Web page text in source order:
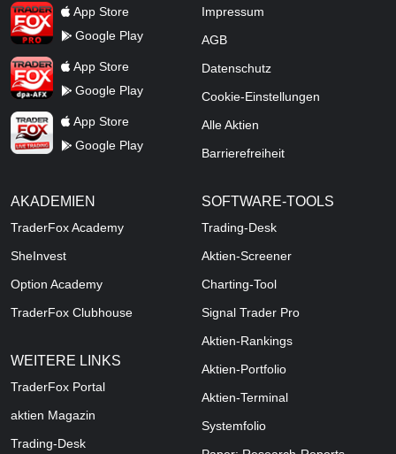
TraderFox ProApp Store
Google Play
TraderFox dpa-AFX ProFeed
App Store
Google Play
TraderFox Live Trading
App Store
Google Play
Impressum
AGB
Datenschutz
Cookie-Einstellungen
Alle Aktien
Barrierefreiheit
AKADEMIEN
TraderFox Academy
SheInvest
Option Academy
TraderFox Clubhouse
WEITERE LINKS
TraderFox Portal
aktien Magazin
Trading-Desk
SOFTWARE-TOOLS
Trading-Desk
Aktien-Screener
Charting-Tool
Signal Trader Pro
Aktien-Rankings
Aktien-Portfolio
Aktien-Terminal
Systemfolio